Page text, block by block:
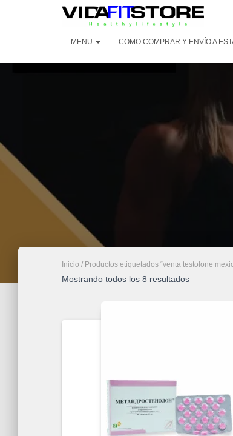
MENU COMO COMPRAR Y ENVÍO A
Inicio / Productos etiquetados “venta testolone
Mostrando todos los 8 resultados